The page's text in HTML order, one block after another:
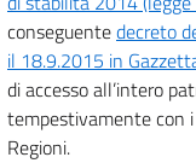
conseguentedecreto
il 18.9.2015 in
di accesso all’intero
tempestivamente con
Regioni.